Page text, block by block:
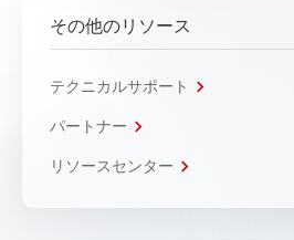
その他のリソース
テクニカルサポート
パートナー
リソースセンター